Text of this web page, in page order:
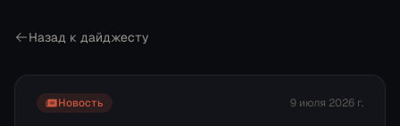
Назад к дайджесту
Новость 9 июля 2026 г.